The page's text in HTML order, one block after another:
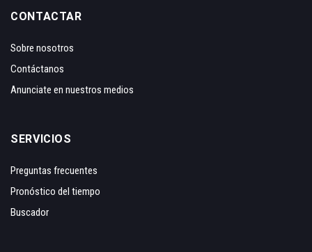
CONTACTAR
Sobre nosotros
Contáctanos
Anunciate en nuestros medios
SERVICIOS
Preguntas frecuentes
Pronóstico del tiempo
Buscador